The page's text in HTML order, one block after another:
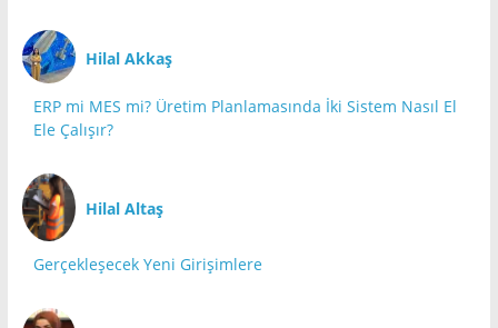
Hilal Akkaş
ERP mi MES mi? Üretim Planlamasında İki Sistem Nasıl El
Ele Çalışır?
Hilal Altaş
Gerçekleşecek Yeni Girişimlere